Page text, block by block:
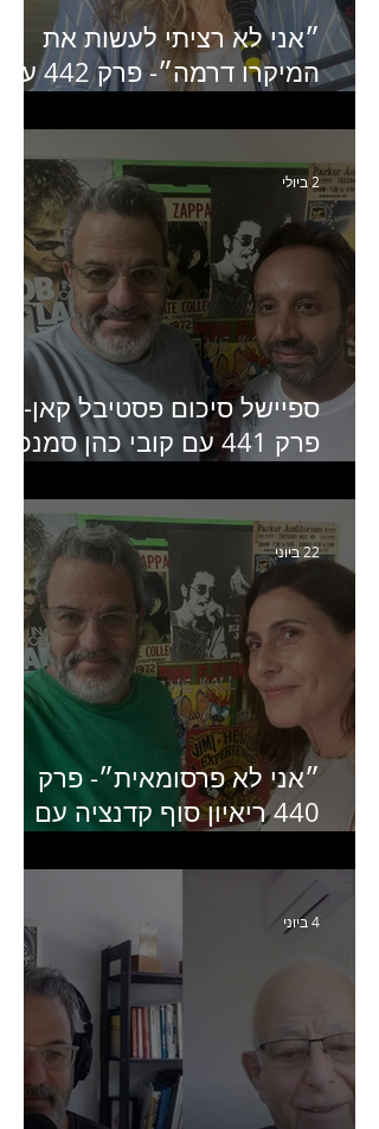
״אני לא רציתי לעשות את
המיקרו דרמה״- פרק 442 עם
של יד2
ספיישל סיכום פסטיבל קאן-
פרק 441 עם קובי כהן
2 ביולי
״אני לא פרסומאית״- פרק
440 ריאיון סוף קדנציה עם
מנכ״לית באומן בר ריבנאי
22 ביוני
4 ביוני